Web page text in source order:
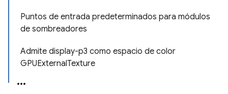
Puntos de entrada predeterminados para módulos
de sombreadores
Admite display-p3 como espacio de color
GPUExternalTexture